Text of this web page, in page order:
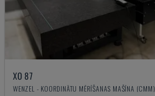
XO 87
WENZEL - KOORDINĀTU MĒRĪŠANAS MAŠĪNA (CMM)